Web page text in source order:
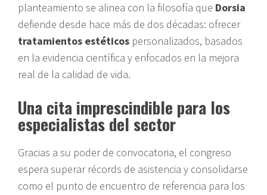
planteamiento se alinea con la filosofía que Dorsia
defiende desde hace más de dos décadas: ofrecer
tratamientos estéticos personalizados, basados
en la evidencia científica y enfocados en la mejora
real de la calidad de vida.
Una cita imprescindible para los
especialistas del sector
Gracias a su poder de convocatoria, el congreso
espera superar récords de asistencia y consolidarse
como el punto de encuentro de referencia para los